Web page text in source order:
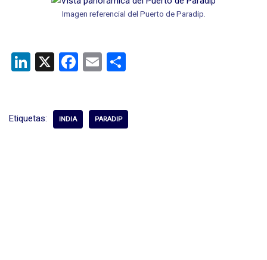
Imagen referencial del Puerto de Paradip.
Li
dI
X
F
b
E
p
Etiquetas: INDIA PARADIP